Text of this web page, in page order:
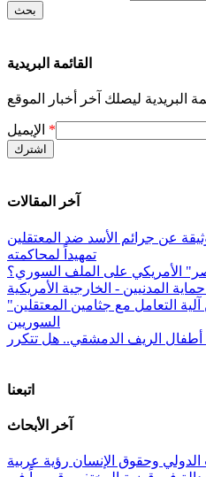
القائمة البريدية
البريدية ليصلك آخر أخبار الموقع
*
آخر المقالات
أكثر ٧٠٠ ألف وثيقة عن جرائم الأسد ضد المعتقلين
تمهيداً لمحاكمته
الأمريكي على الملف السوري؟
المدنيين - الخارجية الأمريكية
"مأساة القرن" .. شهادات عن آلية التعامل مع جثامين المعتقلين
السوريين
أطفال الريف الدمشقي.. هل تتكرر
اتبعنا
آخر الأبحاث
الدولي وحقوق الإنسان رؤية عربية